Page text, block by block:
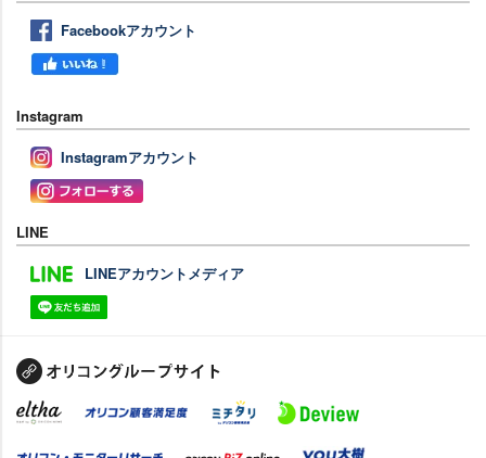
Facebookアカウント
Instagram
Instagramアカウント
LINE
LINEアカウントメディア